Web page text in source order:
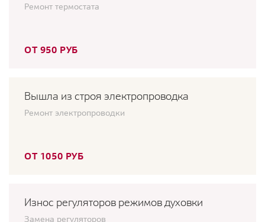
Ремонт термостата
ОТ 950 РУБ
Вышла из строя электропроводка
Ремонт электропроводки
ОТ 1050 РУБ
Износ регуляторов режимов духовки
Замена регуляторов